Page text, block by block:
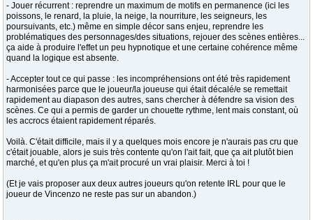
- Jouer récurrent : reprendre un maximum de motifs en permanence (ici les
poissons, le renard, la pluie, la neige, la nourriture, les seigneurs, les
poursuivants, etc.) même en simple décor sans enjeu, reprendre les
problématiques des personnages/des situations, rejouer des scènes entières...
ça aide à produire l'effet un peu hypnotique et une certaine cohérence même
quand la logique est absente.
- Accepter tout ce qui passe : les incompréhensions ont été très rapidement
harmonisées parce que le joueur/la joueuse qui était décalé/e se remettait
rapidement au diapason des autres, sans chercher à défendre sa vision des
scènes. Ce qui a permis de garder un chouette rythme, lent mais constant, où
les accrocs étaient rapidement réparés.
Voilà. C'était difficile, mais il y a quelques mois encore je n'aurais pas cru que
c'était jouable, alors je suis très contente qu'on l'ait fait, que ça ait plutôt bien
marché, et qu'en plus ça m'ait procuré un vrai plaisir. Merci à toi !
(Et je vais proposer aux deux autres joueurs qu'on retente IRL pour que le
joueur de Vincenzo ne reste pas sur un abandon.)